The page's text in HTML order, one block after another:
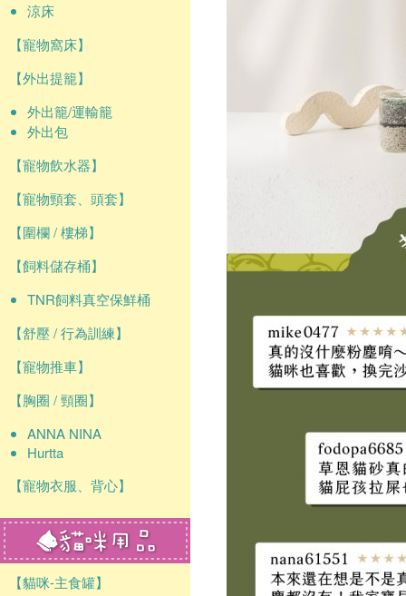
涼床
【寵物窩床】
【外出提籠】
外出籠/運輸籠
外出包
【寵物飲水器】
【寵物頸套、頭套】
【圍欄 / 樓梯】
【飼料儲存桶】
TNR飼料真空保鮮桶
【舒壓 / 行為訓練】
【寵物推車】
【胸圈 / 頸圈】
ANNA NINA
Hurtta
【寵物衣服、背心】
【貓咪-主食罐】